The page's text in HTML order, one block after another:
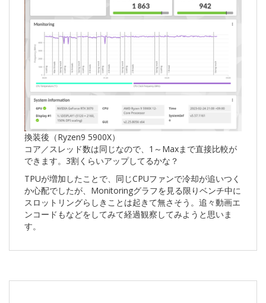
換装後（Ryzen9 5900X）
コア／スレッド数は同じなので、1～Maxまで直接比較が
できます。3割くらいアップしてるかな？
TPUが増加したことで、同じCPUファンで冷却が追いつく
か心配でしたが、Monitoringグラフを見る限りベンチ中に
スロットリングらしきことは起きて無さそう。追々動画エ
ンコードもなどをしてみて経過観察してみようと思いま
す。